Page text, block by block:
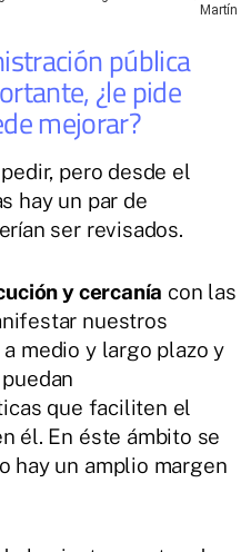
Martín
pública
¿le pide
mejorar?
pero desde el
hay un par de
ser revisados.
y cercanía con las
nuestros
medio y largo plazo y
que faciliten el
él. En éste ámbito se
hay un amplio margen